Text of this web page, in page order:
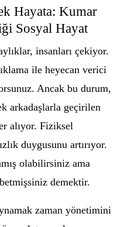
Hayata: Kumar
Sosyal Hayat
insanları çekiyor.
ile heyecan verici
Ancak bu durum,
arkadaşlarla geçirilen
alıyor. Fiziksel
duygusunu artırıyor.
olabilirsiniz ama
demektir.
zaman yönetimini